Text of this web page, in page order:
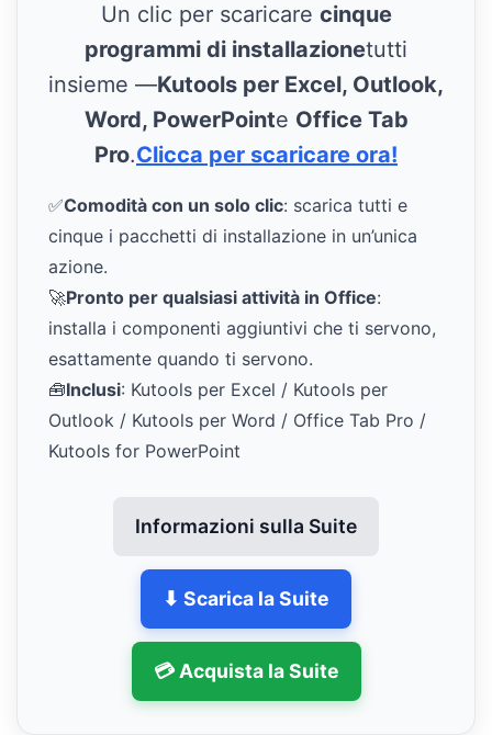
Un clic per scaricare cinque
programmi di installazionetutti
insieme —Kutools per Excel, Outlook,
Word, PowerPointe Office Tab
Pro.Clicca per scaricare ora!
✅Comodità con un solo clic: scarica tutti e
cinque i pacchetti di installazione in un’unica
azione.
🚀Pronto per qualsiasi attività in Office:
installa i componenti aggiuntivi che ti servono,
esattamente quando ti servono.
🧰Inclusi: Kutools per Excel / Kutools per
Outlook / Kutools per Word / Office Tab Pro /
Kutools for PowerPoint
Informazioni sulla Suite
⬇ Scarica la Suite
💳 Acquista la Suite